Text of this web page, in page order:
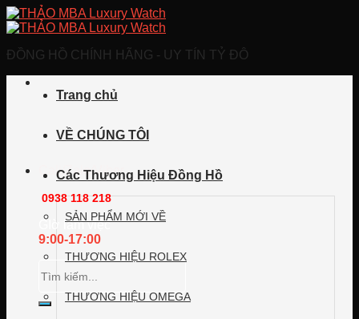
Skip
to
ĐỒNG HỒ CHÍNH HÃNG - UY TÍN TỶ ĐÔ
Call/Zalo/Viber
0938 118 218
GIờ làm việc
9:00-17:00
kiếm:
Trang chủ
VỀ CHÚNG TÔI
Các Thương Hiệu Đồng Hồ
SẢN PHẨM MỚI VỀ
THƯƠNG HIỆU ROLEX
THƯƠNG HIỆU OMEGA